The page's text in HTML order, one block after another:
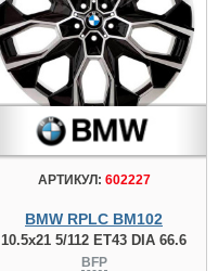
АРТИКУЛ: 602227
BMW RPLC BM102
10.5x21 5/112 ET43 DIA 66.6
BFP